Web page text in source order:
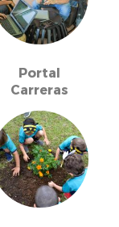
Portal
Carreras